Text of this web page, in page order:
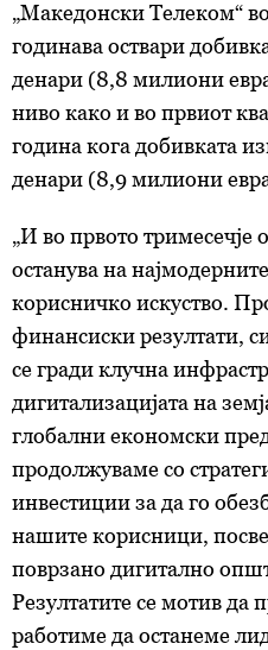
колачиња
. Колачињата
повторно да ги ажурирате
деталите“. Согласноста
ја повлечете без
„Македонски Телеком“
годинава оствари
денари (8,8 милиони
ниво како и во првиот
година кога добивката
денари (8,9 милиони
„И во првото тримесечје
останува на
корисничко искуство.
финансиски резултати,
се гради клучна
дигитализацијата на
глобални економски
продолжуваме со
инвестиции за да го
нашите корисници,
поврзано дигитално
Резултатите се мотив да
работиме да останеме